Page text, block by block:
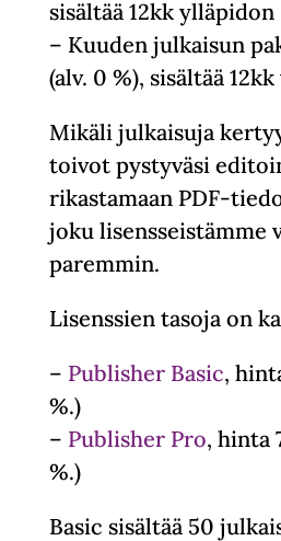
sisältää 12kk ylläpidon
– Kuuden julkaisun
(alv. 0 %), sisältää
Mikäli julkaisuja
toivot pystyväsi
rikastamaan PDF-
joku lisensseistämme
paremmin.
Lisenssien tasoja on
– Publisher Basic,
%.)
– Publisher Pro, hinta
%.)
Basic sisältää 50